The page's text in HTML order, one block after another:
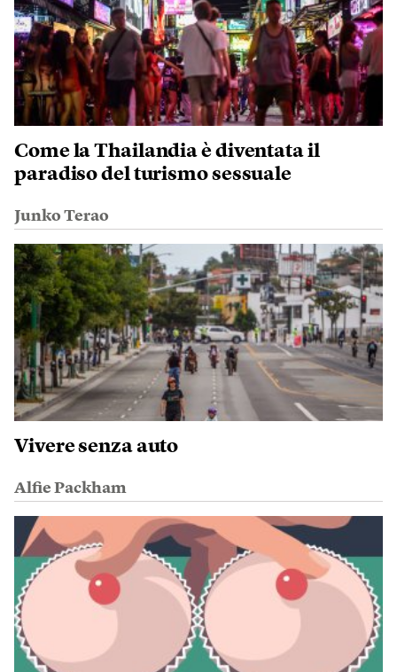
Come la Thailandia è diventata il
paradiso del turismo sessuale
Junko Terao
Vivere senza auto
Alfie Packham